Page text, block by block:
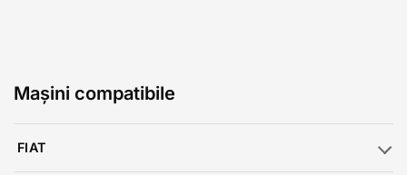
Mașini compatibile
FIAT